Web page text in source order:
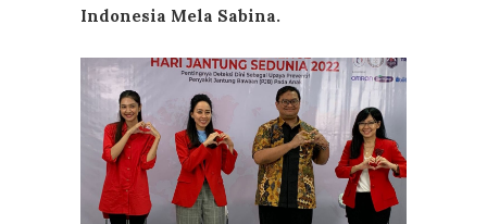
Indonesia Mela Sabina.